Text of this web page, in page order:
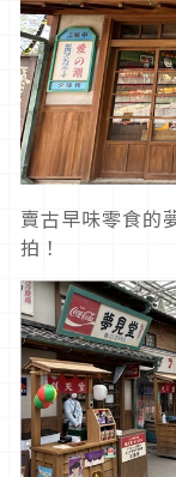
賣古早味零食的
拍！